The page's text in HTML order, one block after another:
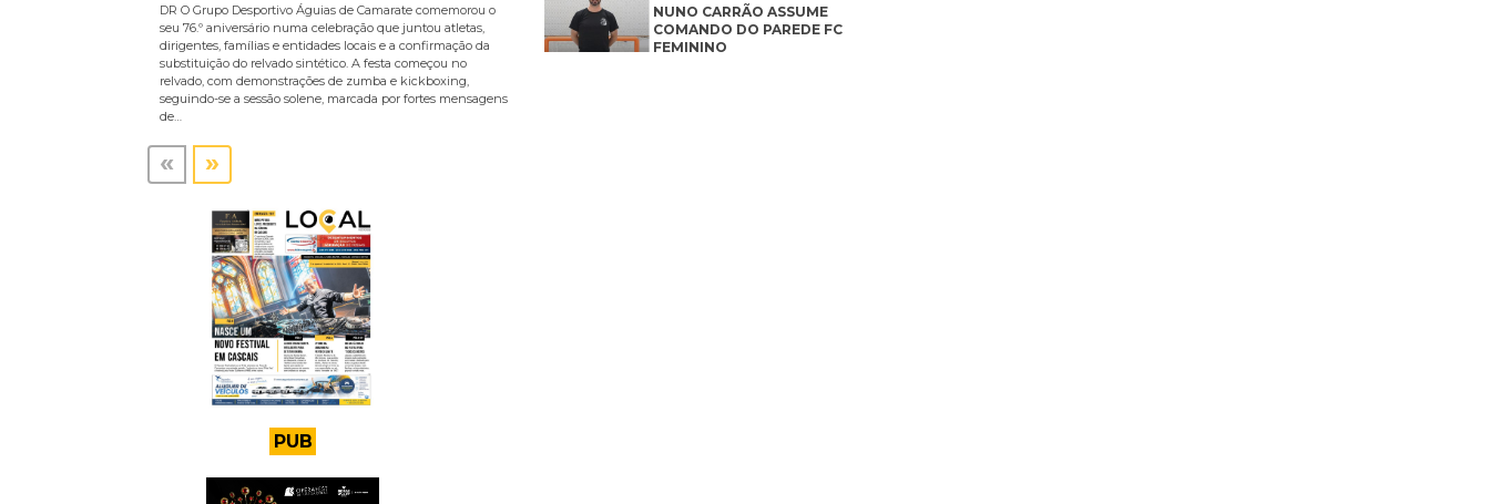
DR O Grupo Desportivo Águias de Camarate comemorou o
seu 76.º aniversário numa celebração que juntou atletas,
dirigentes, famílias e entidades locais e a confirmação da
substituição do relvado sintético. A festa começou no
relvado, com demonstrações de zumba e kickboxing,
seguindo-se a sessão solene, marcada por fortes mensagens
de…
NUNO CARRÃO ASSUME
COMANDO DO PAREDE FC
FEMININO
« »
PUB